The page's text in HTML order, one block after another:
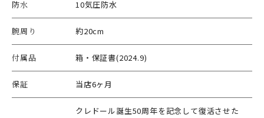
防水 10気圧防水
腕周り 約20cm
付属品 箱・保証書(2024.9)
保証 当店6ヶ月
クレドール誕生50周年を記念して復活させた